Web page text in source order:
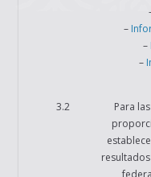
–
–
–
3.2
Para